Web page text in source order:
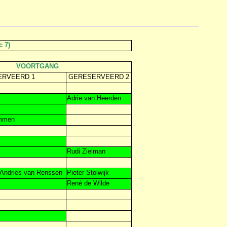
7)
VOORTGANG
1
GERESERVEERD 2
Adrie van Heerden
Rudi Zielman
van Renssen
Pieter Stolwijk
René de Wilde